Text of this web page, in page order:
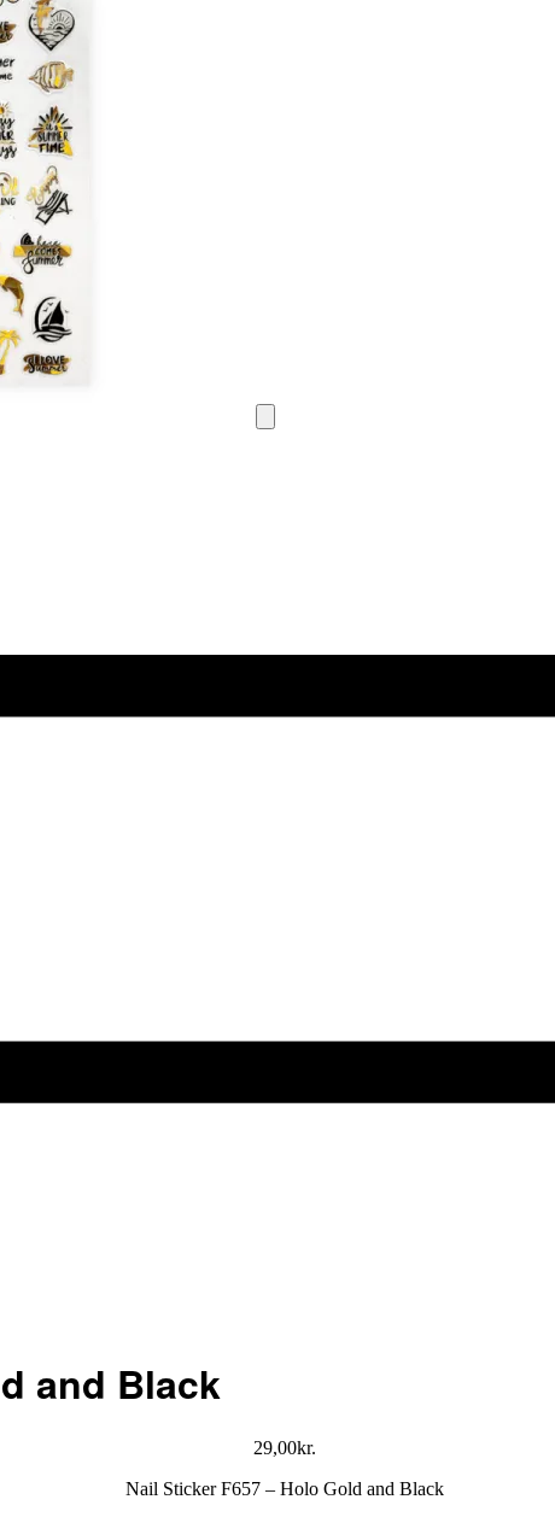
and Black
29,00kr.
Nail Sticker F657 – Holo Gold and Black